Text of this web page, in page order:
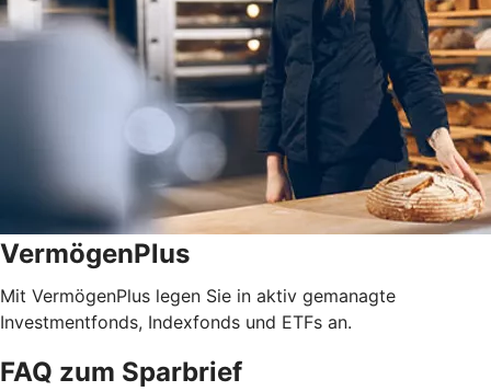
VermögenPlus
Mit VermögenPlus legen Sie in aktiv gemanagte
Investmentfonds, Indexfonds und ETFs an.
FAQ zum Sparbrief